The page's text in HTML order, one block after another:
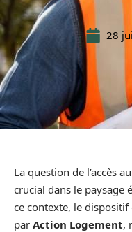
28
La question de l’accès
crucial dans le paysage
ce contexte, le
par Action Logement,